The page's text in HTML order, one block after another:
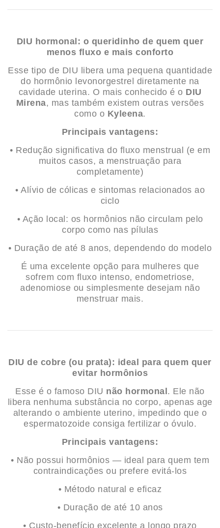
DIU hormonal: o queridinho de quem quer
menos fluxo e mais conforto
Esse tipo de DIU libera uma pequena quantidade
do hormônio levonorgestrel diretamente na
cavidade uterina. O mais conhecido é o DIU
Mirena, mas também existem outras versões
como o Kyleena.
Principais vantagens:
• Redução significativa do fluxo menstrual (e em
muitos casos, a menstruação para
completamente)
• Alívio de cólicas e sintomas relacionados ao
ciclo
• Ação local: os hormônios não circulam pelo
corpo como nas pílulas
• Duração de até 8 anos, dependendo do modelo
É uma excelente opção para mulheres que
sofrem com fluxo intenso, endometriose,
adenomiose ou simplesmente desejam não
menstruar mais.
DIU de cobre (ou prata): ideal para quem quer
evitar hormônios
Esse é o famoso DIU não hormonal . Ele não
libera nenhuma substância no corpo, apenas age
alterando o ambiente uterino, impedindo que o
espermatozoide consiga fertilizar o óvulo.
Principais vantagens:
• Não possui hormônios — ideal para quem tem
contraindicações ou prefere evitá-los
• Método natural e eficaz
• Duração de até 10 anos
• Custo-benefício excelente a longo prazo